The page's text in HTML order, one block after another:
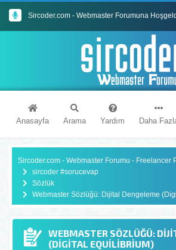
Sircoder.com - Webmaster Forumuna
Sircoder.com Webmaster Forumu Kuralları
Anasayfa Arama Yardım Daha
Sircoder.com - Webmaster Forumu - Freelancer
sircoder #sorucevap
Sözlük
Webmaster Sözlüğü: Dijital Dengeleme
WEBMASTER SÖZLÜĞÜ:
(DIGITAL EQUILIBRIUM)